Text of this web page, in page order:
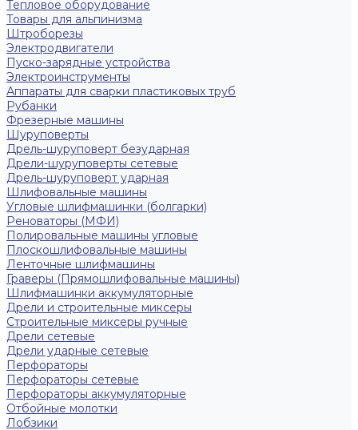
Тепловое оборудование
Товары для альпинизма
Штроборезы
Электродвигатели
Пуско-зарядные устройства
Электроинструменты
Аппараты для сварки пластиковых труб
Рубанки
Фрезерные машины
Шуруповерты
Дрель-шуруповерт безударная
Дрели-шуруповерты сетевые
Дрель-шуруповерт ударная
Шлифовальные машины
Угловые шлифмашинки (болгарки)
Реноваторы (МФИ)
Полировальные машины угловые
Плоскошлифовальные машины
Ленточные шлифмашины
Граверы (Прямошлифовальные машины)
Шлифмашинки аккумуляторные
Дрели и строительные миксеры
Строительные миксеры ручные
Дрели сетевые
Дрели ударные сетевые
Перфораторы
Перфораторы сетевые
Перфораторы аккумуляторные
Отбойные молотки
Лобзики